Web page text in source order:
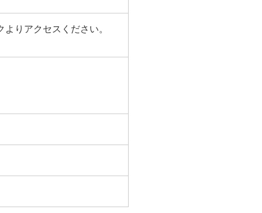
よりアクセスください。